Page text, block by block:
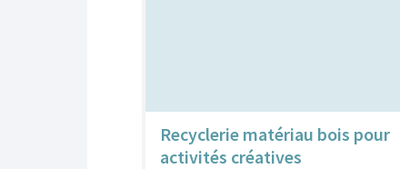
Recyclerie matériau bois pour
activités créatives